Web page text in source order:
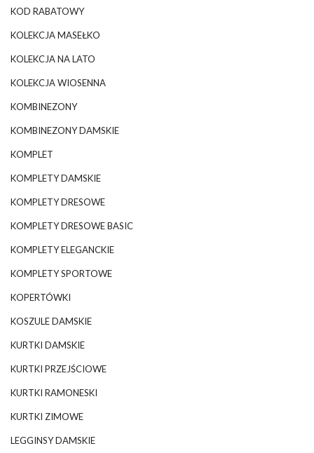
KOD RABATOWY
KOLEKCJA MASEŁKO
KOLEKCJA NA LATO
KOLEKCJA WIOSENNA
KOMBINEZONY
KOMBINEZONY DAMSKIE
KOMPLET
KOMPLETY DAMSKIE
KOMPLETY DRESOWE
KOMPLETY DRESOWE BASIC
KOMPLETY ELEGANCKIE
KOMPLETY SPORTOWE
KOPERTÓWKI
KOSZULE DAMSKIE
KURTKI DAMSKIE
KURTKI PRZEJŚCIOWE
KURTKI RAMONESKI
KURTKI ZIMOWE
LEGGINSY DAMSKIE